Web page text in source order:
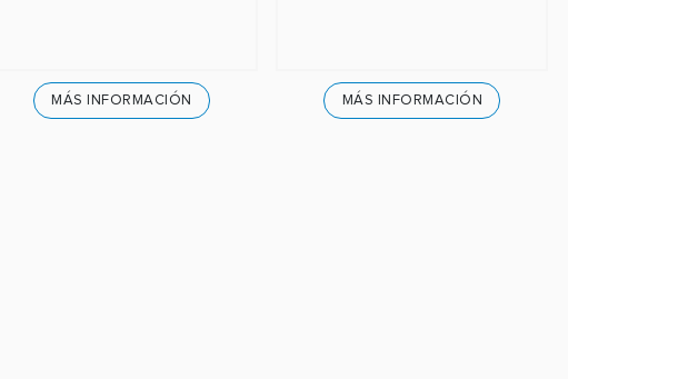
MÁS INFORMACIÓN MÁS INFORMACIÓN